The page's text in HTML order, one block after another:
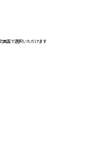
画面で選択いただけます